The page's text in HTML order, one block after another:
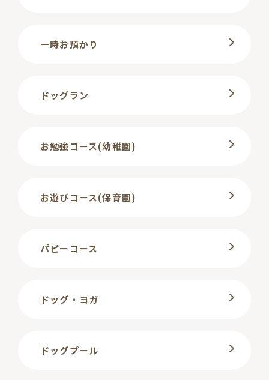
一時お預かり
ドッグラン
お勉強コース(幼稚園)
お遊びコース(保育園)
パピーコース
ドッグ・ヨガ
ドッグプール